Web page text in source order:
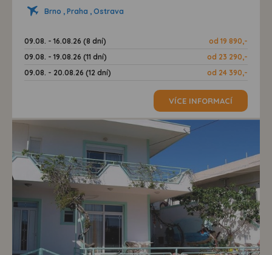
Brno , Praha , Ostrava
09.08. - 16.08.26 (8 dní)
od 19 890,-
09.08. - 19.08.26 (11 dní)
od 23 290,-
09.08. - 20.08.26 (12 dní)
od 24 390,-
VÍCE INFORMACÍ